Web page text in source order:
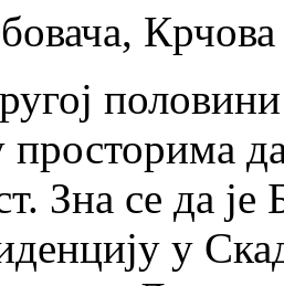
просторима
Зна се да
у